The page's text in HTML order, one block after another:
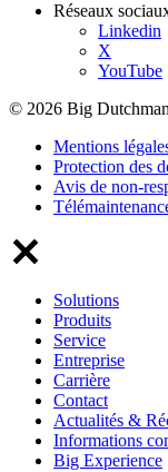
Réseaux
Linkedin
X
YouTube
© 2026 Big
Mentions
Protection des
Avis de non-
Solutions
Produits
Service
Entreprise
Carrière
Contact
Actualités &
Informations
Big Experience